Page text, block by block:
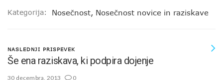
Kategorija: Nosečnost, Nosečnost novice in raziskave
NASLEDNJI PRISPEVEK
Še ena raziskava, ki podpira dojenje
30 decembra, 2013 0